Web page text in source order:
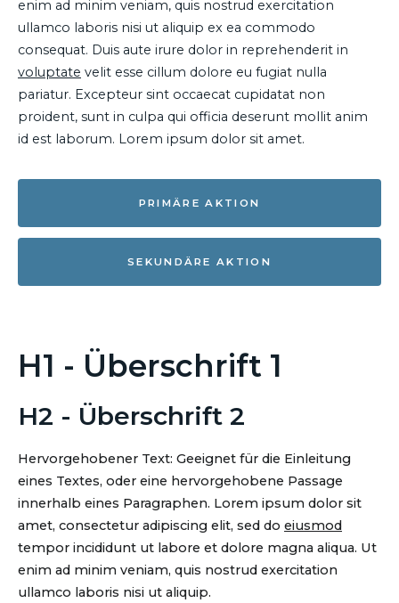
enim ad minim veniam, quis nostrud exercitation
ullamco laboris nisi ut aliquip ex ea commodo
consequat. Duis aute irure dolor in reprehenderit in
voluptate velit esse cillum dolore eu fugiat nulla
pariatur. Excepteur sint occaecat cupidatat non
proident, sunt in culpa qui officia deserunt mollit anim
id est laborum. Lorem ipsum dolor sit amet.
PRIMÄRE AKTION
SEKUNDÄRE AKTION
H1 - Überschrift 1
H2 - Überschrift 2
Hervorgehobener Text: Geeignet für die Einleitung
eines Textes, oder eine hervorgehobene Passage
innerhalb eines Paragraphen. Lorem ipsum dolor sit
amet, consectetur adipiscing elit, sed do eiusmod
tempor incididunt ut labore et dolore magna aliqua. Ut
enim ad minim veniam, quis nostrud exercitation
ullamco laboris nisi ut aliquip.